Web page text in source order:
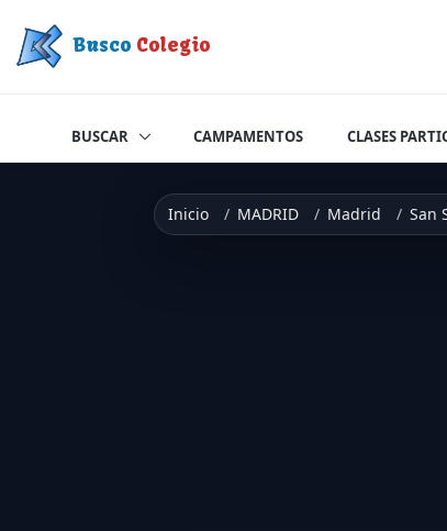
Busco Colegio
BUSCAR CAMPAMENTOS CLASES
Inicio MADRID Madrid San